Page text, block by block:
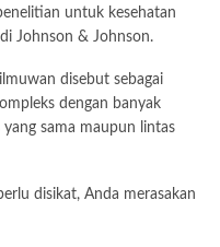
untuk kesehatan
Johnson & Johnson.
disebut sebagai
dengan banyak
sama maupun lintas
disikat, Anda merasakan